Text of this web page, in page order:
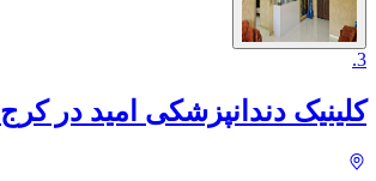
3
.
کلینیک دندانپزشکی امید در کرج